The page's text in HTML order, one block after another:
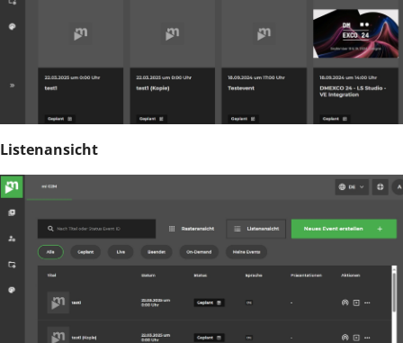
Listenansicht